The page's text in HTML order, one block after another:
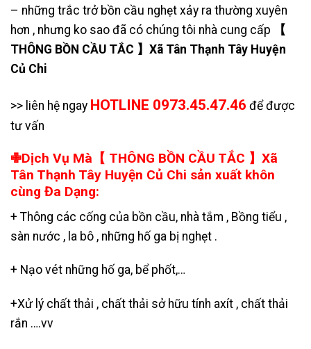
– những trắc trở bồn cầu nghẹt xảy ra thường xuyên
hơn , nhưng ko sao đã có chúng tôi nhà cung cấp
【
THÔNG BỒN CẦU TẮC 】Xã Tân Thạnh Tây Huyện
Củ Chi
>> liên hệ ngay HOTLINE 0973.45.47.46 để được
tư vấn
✙Dịch Vụ Mà【 THÔNG BỒN CẦU TẮC 】Xã
Tân Thạnh Tây Huyện Củ Chi sản xuất khôn
cùng Đa Dạng:
+ Thông các cống của bồn cầu, nhà tắm , Bồng tiểu ,
sàn nước , la bô , những hố ga bị nghẹt .
+ Nạo vét những hố ga, bể phốt,…
+Xử lý chất thải , chất thải sở hữu tính axít , chất thải
rắn ….vv